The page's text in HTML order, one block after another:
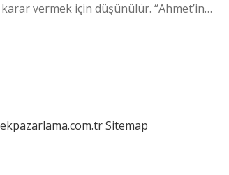
vermek için düşünülür. “Ahmet’in…
Sitemap